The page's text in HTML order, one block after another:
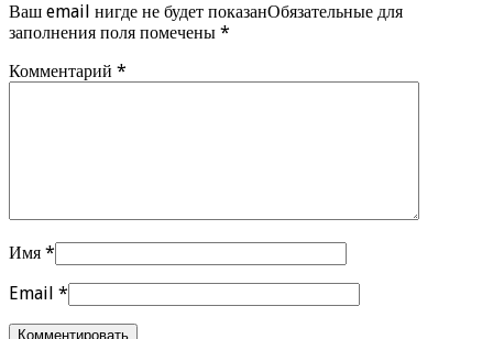
Ваш email нигде не будет показанОбязательные для
заполнения поля помечены *
Комментарий *
Имя *
Email *